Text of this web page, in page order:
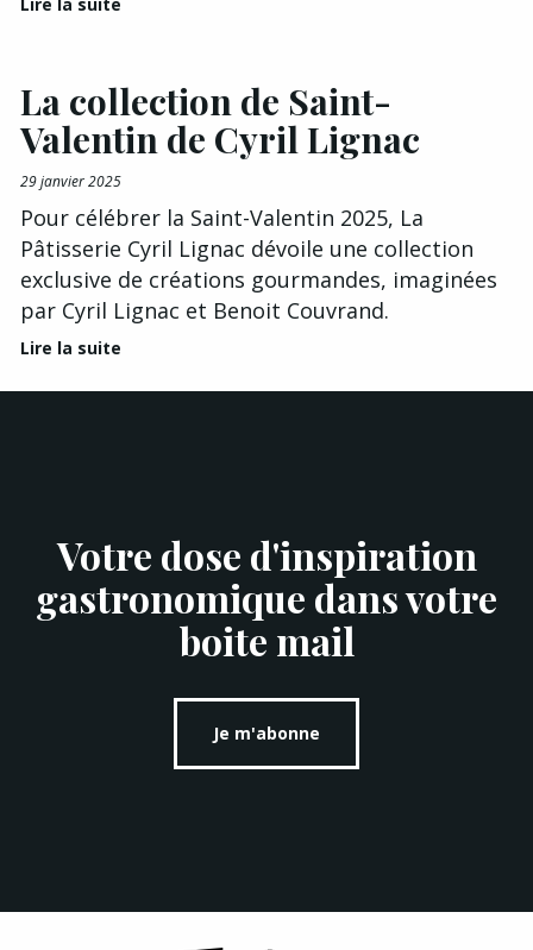
La collection de Saint-
Valentin de Cyril Lignac
29 janvier 2025
Pour célébrer la Saint-Valentin 2025, La
Pâtisserie Cyril Lignac dévoile une collection
exclusive de créations gourmandes, imaginées
par Cyril Lignac et Benoit Couvrand.
Lire la suite
Votre dose d'inspiration
gastronomique dans votre
boite mail
Je m'abonne